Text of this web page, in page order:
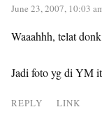
June 23, 2007, 10:03
Waaahhh, telat
Jadi foto yg di YM
REPLY LINK